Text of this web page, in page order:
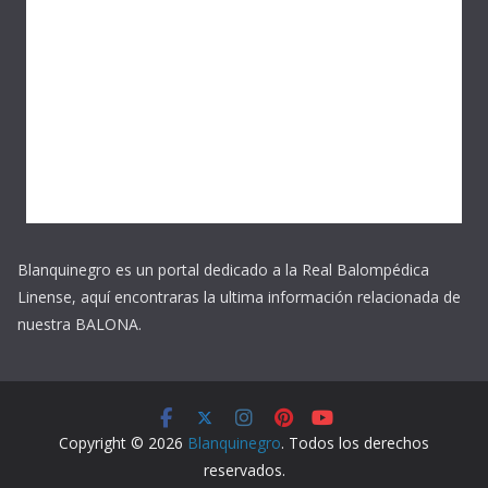
Blanquinegro es un portal dedicado a la Real Balompédica
Linense, aquí encontraras la ultima información relacionada de
nuestra BALONA.
Copyright © 2026 Blanquinegro. Todos los derechos
reservados.